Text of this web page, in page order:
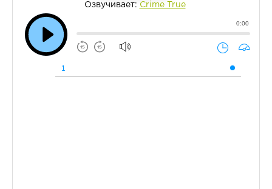
Озвучивает: Crime True
0:00
1